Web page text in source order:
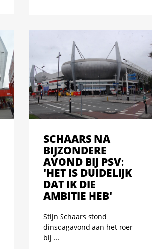
SCHAARS NA
BIJZONDERE
AVOND BIJ PSV:
'HET IS DUIDELIJK
DAT IK DIE
AMBITIE HEB'
Stijn Schaars stond
dinsdagavond aan het roer
bij ...